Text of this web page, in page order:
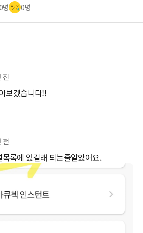
명 0명
전
보겠습니다!!
전
목록에 있길래 되는줄알았어요.